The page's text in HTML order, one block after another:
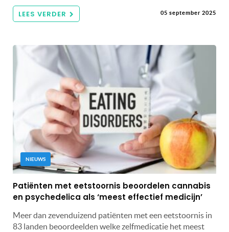
LEES VERDER 05 september 2025
NIEUWS
Patiënten met eetstoornis beoordelen cannabis
en psychedelica als ‘meest effectief medicijn’
Meer dan zevenduizend patiënten met een eetstoornis in
83 landen beoordeelden welke zelfmedicatie het meest